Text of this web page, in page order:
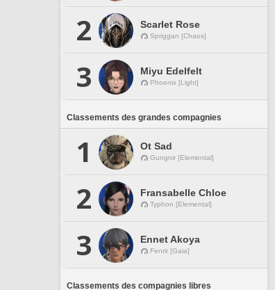
2 Scarlet Rose
Spriggan [Chaos]
3 Miyu Edelfelt
Phoenix [Light]
Classements des grandes compagnies
1 Ot Sad
Gungnir [Elemental]
2 Fransabelle Chloe
Typhon [Elemental]
3 Ennet Akoya
Fenrir [Gaia]
Classements des compagnies libres